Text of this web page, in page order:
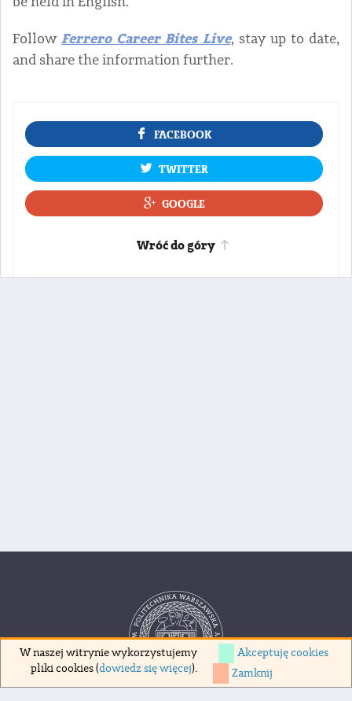
FollowFerrero Career Bites Live, stay up to date,
and share the information further.
FACEBOOK
TWITTER
GOOGLE
Wróć do góry
W naszej witrynie wykorzystujemy
pliki cookies (dowiedz się więcej).
Akceptuję cookies
Zamknij